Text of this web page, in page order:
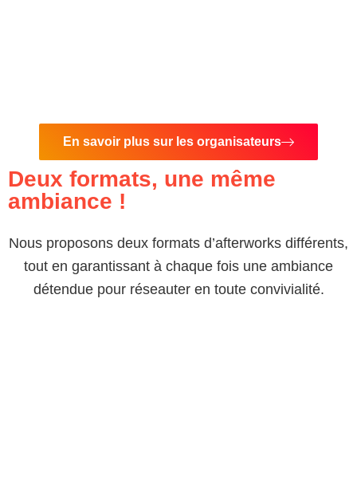
En savoir plus sur les organisateurs
Deux formats, une même
ambiance !
Nous proposons deux formats d’afterworks différents,
tout en garantissant à chaque fois une ambiance
détendue pour réseauter en toute convivialité.